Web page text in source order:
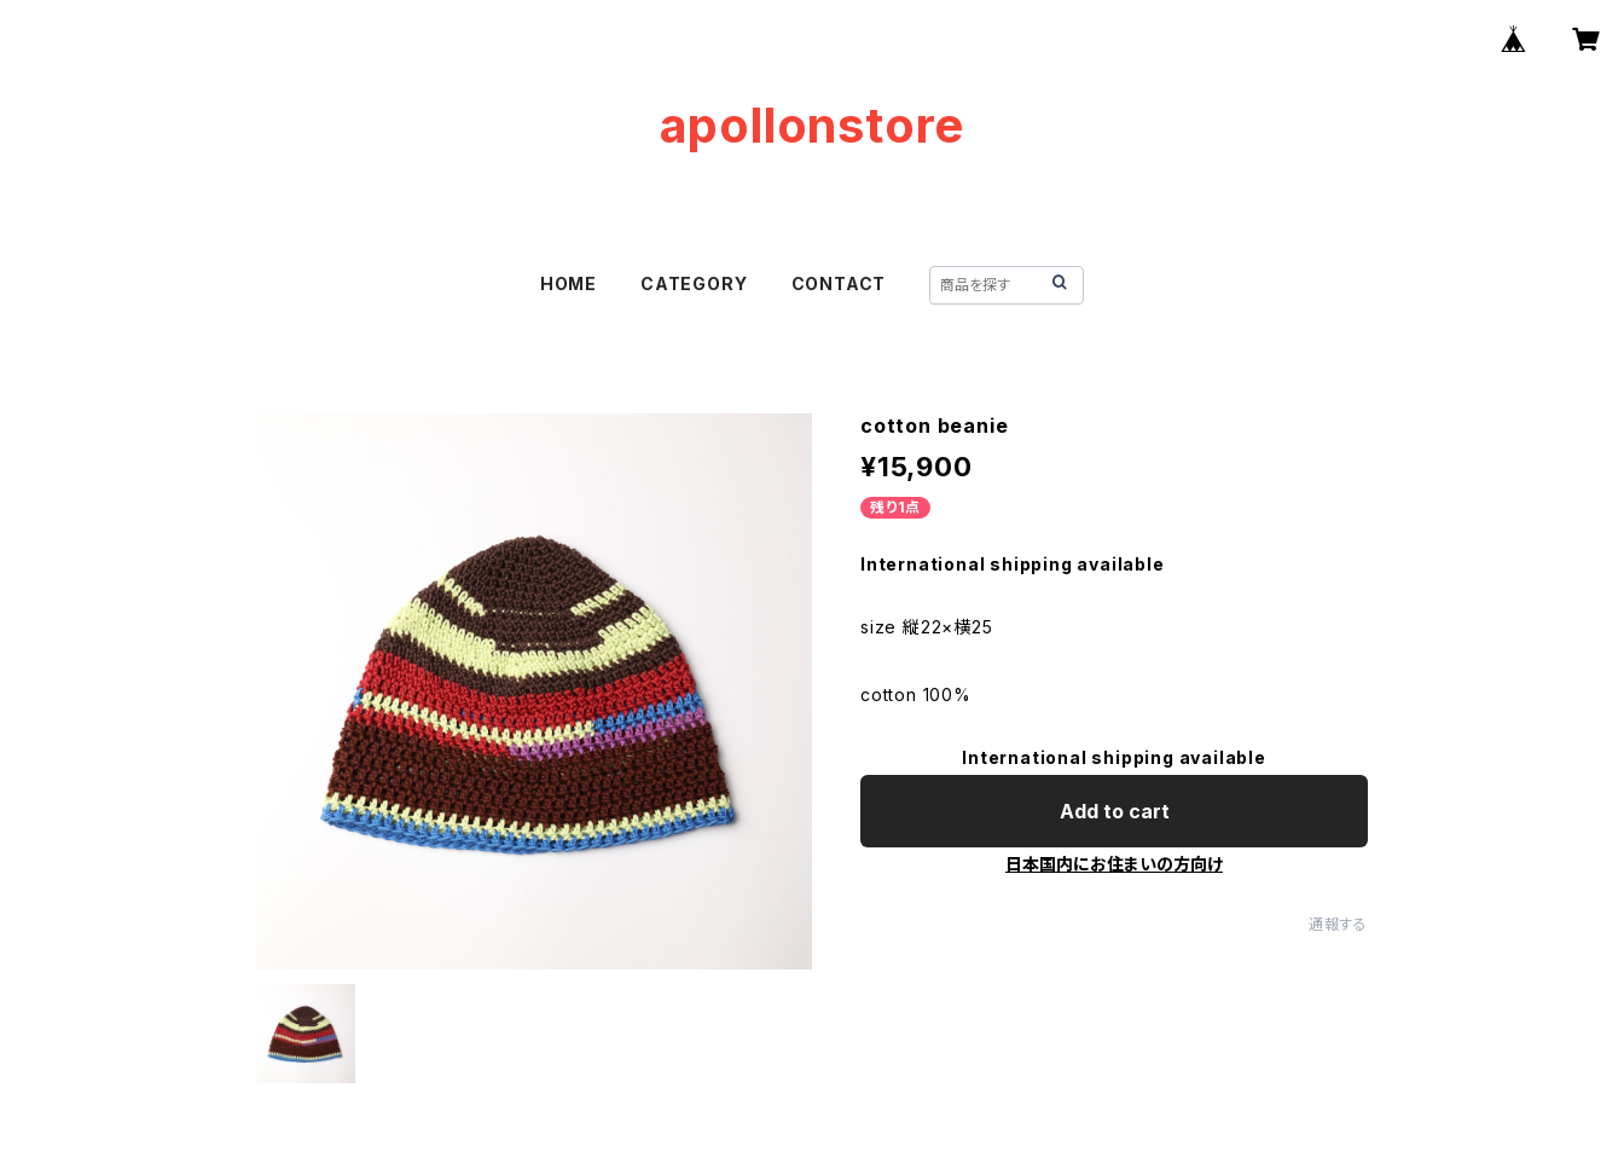
apollonstore
HOME CATEGORY CONTACT
cotton beanie
¥15,900
残り1点
International shipping available
size 縦22×横25
cotton 100%
International shipping available
Add to cart
日本国内にお住まいの方向け
通報する